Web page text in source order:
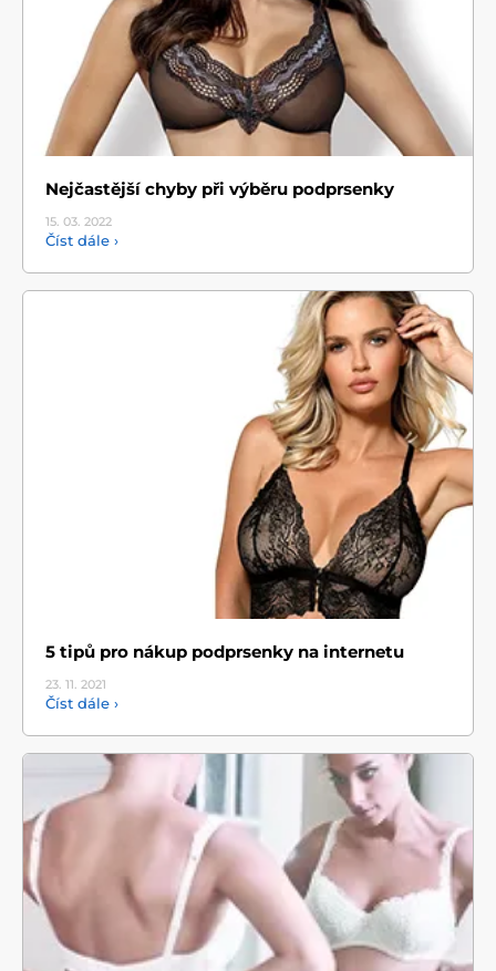
Nejčastější chyby při výběru podprsenky
15. 03. 2022
Číst dále ›
5 tipů pro nákup podprsenky na internetu
23. 11. 2021
Číst dále ›